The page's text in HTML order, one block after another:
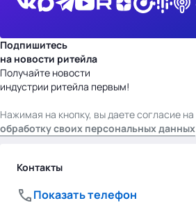
Подпишитесь
на новости ритейла
Получайте новости
индустрии ритейла первым!
Нажимая на кнопку, вы даете согласие на
обработку своих персональных данных
Контакты
Показать телефон